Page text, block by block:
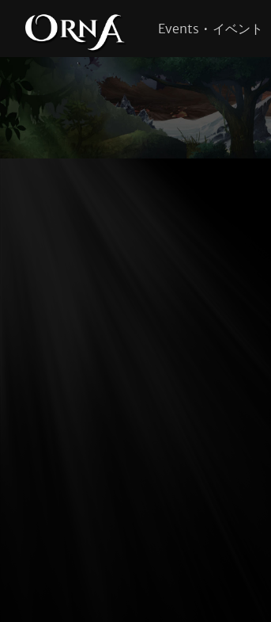
Events • イベント